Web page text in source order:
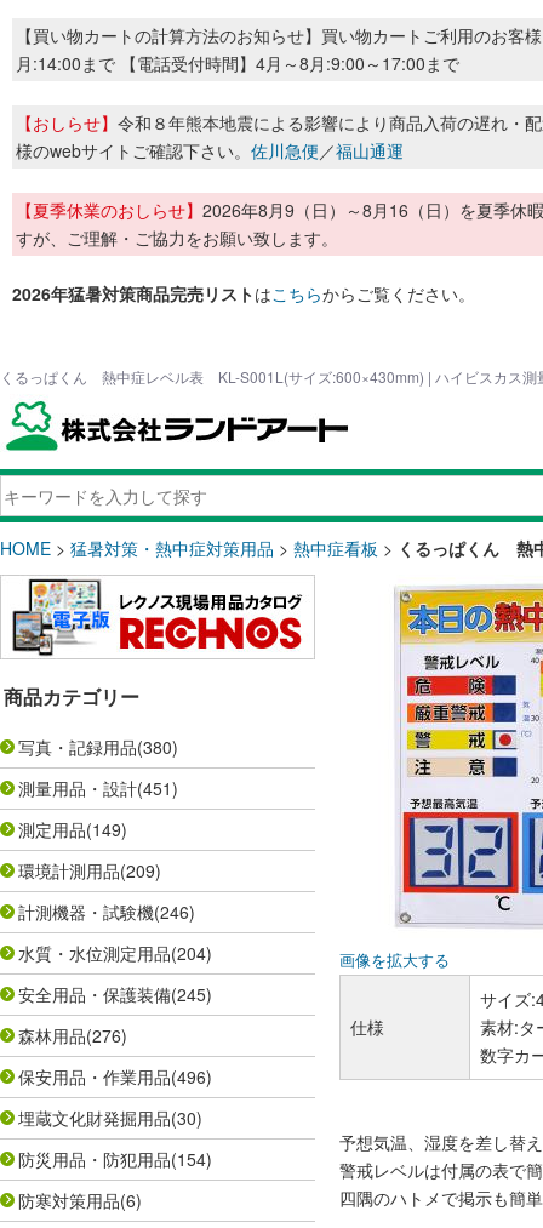
【買い物カートの計算方法のお知らせ】買い物カートご利用のお客
月:14:00まで 【電話受付時間】4月～8月:9:00～17:00まで
【おしらせ】 令和８年熊本地震による影響により商品入荷の遅れ・
様のwebサイトご確認下さい。 佐川急便／福山通運
【夏季休業のおしらせ】 2026年8月9（日）～8月16（日）を夏季休
すが、ご理解・ご協力をお願い致します。
2026年猛暑対策商品完売リストはこちらからご覧ください。
くるっぱくん 熱中症レベル表 KL-S001L(サイズ:600×430mm) | ハイビスカス測
HOME > 猛暑対策・熱中症対策用品 > 熱中症看板 > くるっぱくん 熱
商品カテゴリー
写真・記録用品(380)
測量用品・設計(451)
測定用品(149)
環境計測用品(209)
計測機器・試験機(246)
水質・水位測定用品(204)
安全用品・保護装備(245)
森林用品(276)
保安用品・作業用品(496)
埋蔵文化財発掘用品(30)
防災用品・防犯用品(154)
防寒対策用品(6)
画像を拡大する
仕様
サイズ
素材:タ
数字カ
予想気温、湿度を差し替
警戒レベルは付属の表で
四隅のハトメで掲示も簡